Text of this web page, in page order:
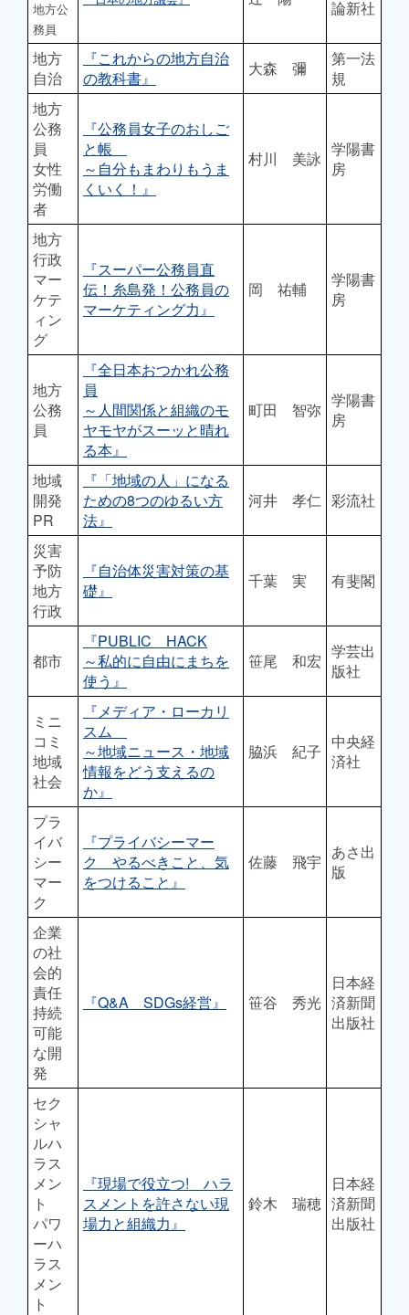
地方公
務員
論新社
地方
自治
『これからの地方自治
の教科書』
大森 彌
第一法
規
地方
公務
員
女性
労働
者
『公務員女子のおしご
と帳
～自分もまわりもうま
くいく！』
村川 美詠 学陽書
房
地方
行政
マー
ケテ
ィン
グ
『スーパー公務員直
伝！糸島発！公務員の
マーケティング力』
岡 祐輔
学陽書
房
地方
公務
員
『全日本おつかれ公務
員
～人間関係と組織のモ
ヤモヤがスーッと晴れ
る本』
町田 智弥 学陽書
房
地域
開発
PR
『「地域の人」になる
ための8つのゆるい方
法』
河井 孝仁 彩流社
災害
予防
地方
行政
『自治体災害対策の基
礎』
千葉 実 有斐閣
都市
『PUBLIC HACK
～私的に自由にまちを
使う』
笹尾 和宏 学芸出
版社
ミニ
コミ
地域
社会
『メディア・ローカリ
スム
～地域ニュース・地域
情報をどう支えるの
か』
脇浜 紀子 中央経
済社
プラ
イバ
シー
マー
ク
『プライバシーマー
ク やるべきこと、気
をつけること』
佐藤 飛宇 あさ出
版
企業
の社
会的
責任
持続
可能
な開
発
『Q&A SDGs経営』 笹谷 秀光
日本経
済新聞
出版社
セク
シャ
ルハ
ラス
メン
ト
パワ
ーハ
ラス
メン
ト
『現場で役立つ! ハラ
スメントを許さない現
場力と組織力』
鈴木 瑞穂
日本経
済新聞
出版社